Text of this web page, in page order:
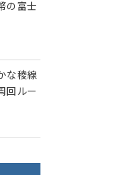
の富士
な稜線
回ルー